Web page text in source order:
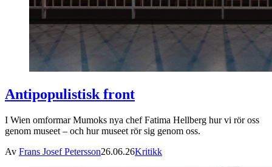
Antipopulistisk front
I Wien omformar Mumoks nya chef Fatima Hellberg hur vi rör oss
genom museet – och hur museet rör sig genom oss.
Av Frans Josef Petersson26.06.26Kritikk